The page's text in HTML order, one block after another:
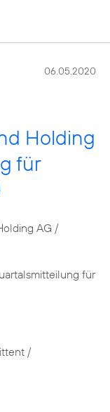
06.05.2020
Holding
für
AG /
für
/